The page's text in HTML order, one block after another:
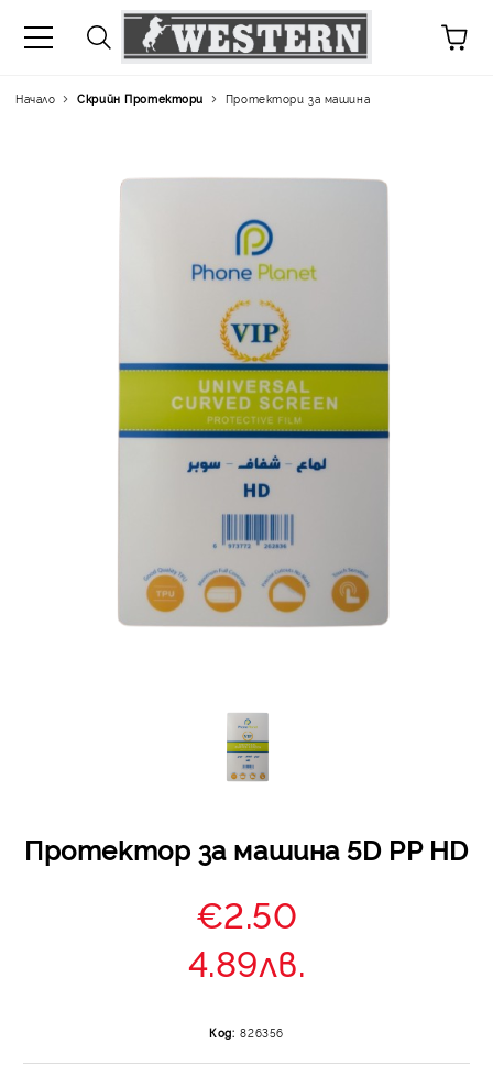
Начало Скрийн Протектори Протектори за машина
Протектор за машина 5D PP HD
€2.50
4.89лв.
Код: 826356